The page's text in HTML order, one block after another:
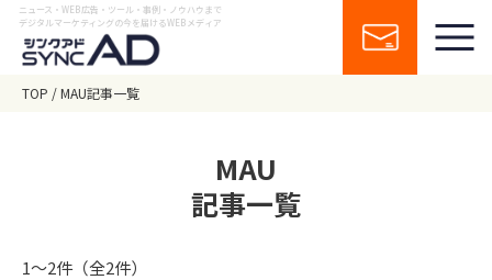
ニュース・WEB広告・ツール・事例・ノウハウまで
デジタルマーケティングの今を届けるWEBメディア
TOP MAU記事一覧
MAU
記事一覧
1〜2件（全2件）